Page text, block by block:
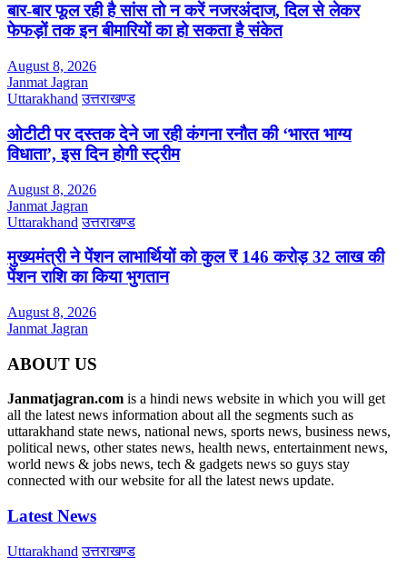
बार-बार फूल रही है सांस तो न करें नजरअंदाज, दिल से लेकर
फेफड़ों तक इन बीमारियों का हो सकता है संकेत
August 8, 2026
Janmat Jagran
Uttarakhand उत्तराखण्ड
ओटीटी पर दस्तक देने जा रही कंगना रनौत की ‘भारत भाग्य
विधाता’, इस दिन होगी स्ट्रीम
August 8, 2026
Janmat Jagran
Uttarakhand उत्तराखण्ड
मुख्यमंत्री ने पेंशन लाभार्थियों को कुल ₹ 146 करोड़ 32 लाख की
पेंशन राशि का किया भुगतान
August 8, 2026
Janmat Jagran
ABOUT US
Janmatjagran.com is a hindi news website in which you will get
all the latest news information about all the segments such as
uttarakhand state news, national news, sports news, business news,
political news, other states news, health news, entertainment news,
world news & jobs news, tech & gadgets news so guys stay
connected with our website for all the latest news update.
Latest News
Uttarakhand उत्तराखण्ड